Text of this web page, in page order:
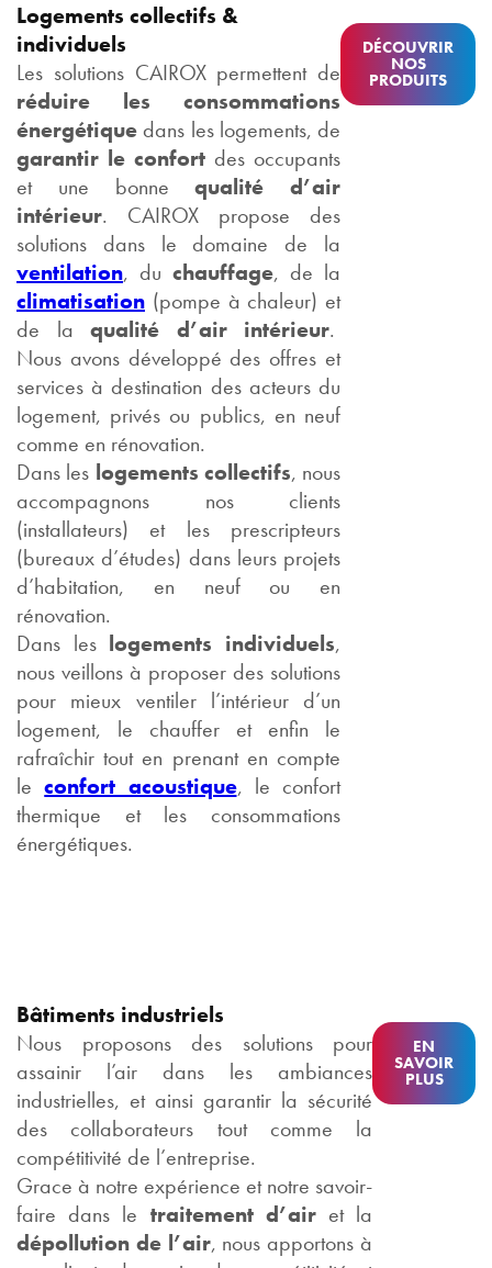
Logements collectifs &
individuels
Les solutions CAIROX permettent de
réduire les consommations
énergétique dans les logements, de
garantir le confort des occupants
et une bonnequalité d’air
intérieur. CAIROX propose des
solutions dans le domaine de la
ventilation, du chauffage, de la
climatisation (pompe à chaleur) et
de la qualité d’air intérieur.
Nous avons développé des offres et
services à destination des acteurs du
logement, privés ou publics, en neuf
comme en rénovation.
Dans les logements collectifs, nous
accompagnons nos clients
(installateurs) et les prescripteurs
(bureaux d’études) dans leurs projets
d’habitation, en neuf ou en
rénovation.
Dans les logements individuels,
nous veillons à proposer des solutions
pour mieux ventiler l’intérieur d’un
logement, le chauffer et enfin le
rafraîchir tout en prenant en compte
leconfort acoustique, le confort
thermique et les consommations
énergétiques.
DÉCOUVRIR
NOS
PRODUITS
Bâtiments industriels
Nous proposons des solutions pour
assainir l’air dans les ambiances
industrielles, et ainsi garantir la sécurité
des collaborateurs tout comme la
compétitivité de l’entreprise.
Grace à notre expérience et notre savoir-
faire dans le traitement d’airet la
dépollution de l’air, nous apportons à
EN
SAVOIR
PLUS